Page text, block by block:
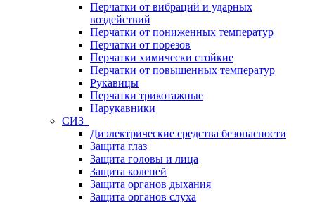
Перчатки от вибраций и ударных
воздействий
Перчатки от пониженных температур
Перчатки от порезов
Перчатки химически стойкие
Перчатки от повышенных температур
Рукавицы
Перчатки трикотажные
Нарукавники
СИЗ
Диэлектрические средства безопасности
Защита глаз
Защита головы и лица
Защита коленей
Защита органов дыхания
Защита органов слуха